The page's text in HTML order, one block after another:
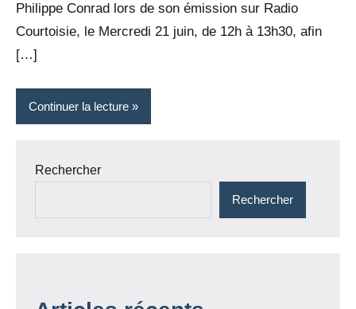
Philippe Conrad lors de son émission sur Radio
Courtoisie, le Mercredi 21 juin, de 12h à 13h30, afin
[…]
Continuer la lecture
Rechercher
Rechercher